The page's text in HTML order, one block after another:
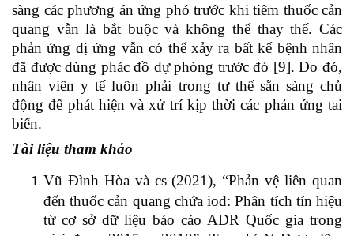
sàng các phương án ứng phó trước khi tiêm thuốc cản
quang vẫn là bắt buộc và không thể thay thế. Các
phản ứng dị ứng vẫn có thể xảy ra bất kể bệnh nhân
đã được dùng phác đồ dự phòng trước đó [9]. Do đó,
nhân viên y tế luôn phải trong tư thế sẵn sàng chủ
động để phát hiện và xử trí kịp thời các phản ứng tai
biến.
Tài liệu tham khảo
Vũ Đình Hòa và cs (2021), “Phản vệ liên quan
đến thuốc cản quang chứa iod: Phân tích tín hiệu
từ cơ sở dữ liệu báo cáo ADR Quốc gia trong